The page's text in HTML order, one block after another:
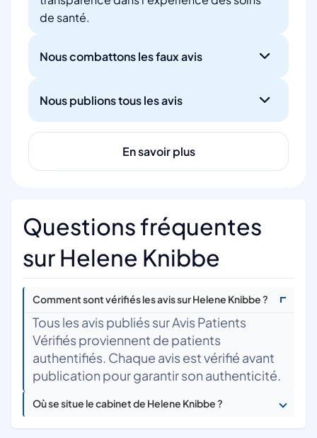
de santé.
Nous combattons les faux avis
Nous publions tous les avis
En savoir plus
Questions fréquentes
sur Helene Knibbe
Comment sont vérifiés les avis sur Helene Knibbe ?
Tous les avis publiés sur Avis Patients
Vérifiés proviennent de patients
authentifiés. Chaque avis est vérifié avant
publication pour garantir son authenticité.
Où se situe le cabinet de Helene Knibbe ?